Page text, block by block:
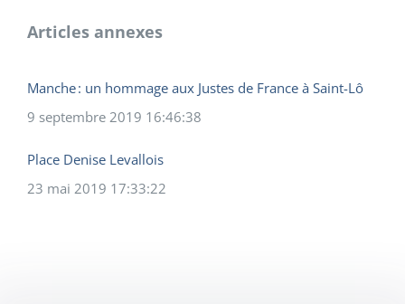
Articles annexes
Manche : un hommage aux Justes de France à Saint-Lô
9 septembre 2019 16:46:38
Place Denise Levallois
23 mai 2019 17:33:22